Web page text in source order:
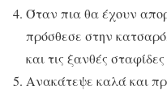
Όταν πια θα έχουν
πρόσθεσε στην
και τις ξανθές
Ανακάτεψε καλά και